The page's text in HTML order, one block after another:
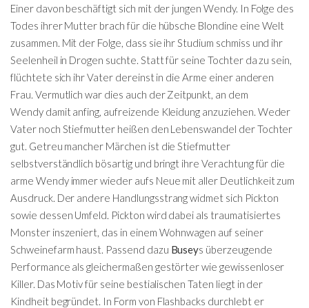
Einer davon beschäftigt sich mit der jungen Wendy. In Folge des
Todes ihrer Mutter brach für die hübsche Blondine eine Welt
zusammen. Mit der Folge, dass sie ihr Studium schmiss und ihr
Seelenheil in Drogen suchte. Statt für seine Tochter da zu sein,
flüchtete sich ihr Vater dereinst in die Arme einer anderen
Frau. Vermutlich war dies auch der Zeitpunkt, an dem
Wendy damit anfing, aufreizende Kleidung anzuziehen. Weder
Vater noch Stiefmutter heißen den Lebenswandel der Tochter
gut. Getreu mancher Märchen ist die Stiefmutter
selbstverständlich bösartig und bringt ihre Verachtung für die
arme Wendy immer wieder aufs Neue mit aller Deutlichkeit zum
Ausdruck. Der andere Handlungsstrang widmet sich Pickton
sowie dessen Umfeld. Pickton wird dabei als traumatisiertes
Monster inszeniert, das in einem Wohnwagen auf seiner
Schweinefarm haust. Passend dazu Buseys überzeugende
Performance als gleichermaßen gestörter wie gewissenloser
Killer. Das Motiv für seine bestialischen Taten liegt in der
Kindheit begründet. In Form von Flashbacks durchlebt er